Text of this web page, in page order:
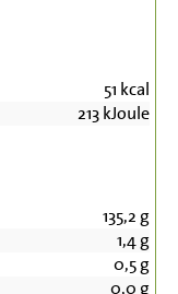
51 kcal
213kJoule
135,2 g
1,4g
0,5g
0,0 g